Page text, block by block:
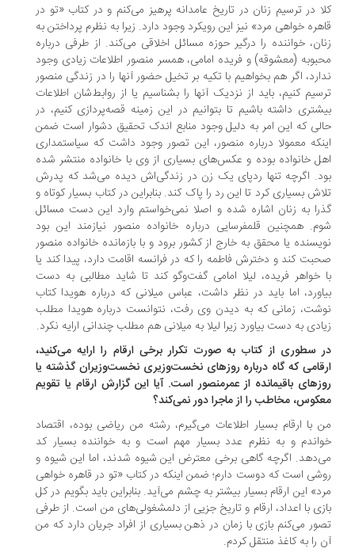
در ترسیم زنان در تاریخ عامدانه پرهیز می‌کنم و در کتاب «تو در
خواهی مرد» نیز این رویکرد وجود دارد. زیرا به نظرم پرداختن به
خواننده را درگیر حوزه مسائل اخلاقی می‌کند. از طرفی درباره
(معشوقه) و فریده امامی، همسر منصور اطلاعات زیادی وجود
اگر هم بخواهیم با تکیه بر تخیل حضور آنها را در زندگی منصور
کنیم، باید از نزدیک آنها را بشناسیم یا از روابط‌شان اطلاعات
داشته باشیم تا بتوانیم در این زمینه قصه‌پردازی کنیم، در
که این امر به دلیل وجود منابع اندک تحقیق دشوار است ضمن
معمولا درباره منصور، این تصور وجود داشت که سیاستمداری
خانواده بوده و عکس‌های بسیاری از وی با خانواده منتشر شده
اگرچه تنها ردپای یک زن در زندگی‌اش دیده می‌شد که پدرش
بسیاری کرد تا این رد را پاک کند. بنابراین در کتاب بسیار کوتاه و
به زنان اشاره شده و اصلا نمی‌خواستم وارد این دست مسائل
همچنین قلمفرسایی درباره خانواده منصور نیازمند این بود
یا محقق به خارج از کشور برود و با بازمانده خانواده منصور
کند و دخترش فاطمه را که در فرانسه اقامت دارد، پیدا کند یا
خواهر فریده، لیلا امامی گفت‌وگو کند تا شاید مطالبی به دست
اما باید در نظر داشت، عباس میلانی که درباره هویدا کتاب
زمانی که به دیدن وی رفت، نتوانست درباره هویدا مطلب
به دست بیاورد زیرا لیلا به میلانی هم مطلب چندانی ارایه نکرد.
سطوری از کتاب به صورت تکرار برخی ارقام را ارایه می‌کنید،
که گاه درباره روزهای نخست‌وزیری نخست‌وزیران گذشته یا
باقیمانده از عمرمنصور است. آیا این گزارش ارقام یا تقویم
مخاطب را از ماجرا دور نمی‌کند؟
با ارقام بسیار اطلاعات می‌گیرم، رشته من ریاضی بوده، اقتصاد
و به نظرم عدد بسیار مهم است و به خواننده بسیار کد
اگرچه گاهی برخی معترض این شیوه شدند، اما این شیوه و
است که دوست دارم؛ ضمن اینکه در کتاب «تو در قاهره خواهی
این ارقام بسیار بیشتر به چشم می‌آید. بنابراین باید بگویم در کل
با اعداد، ارقام و تاریخ جزیی از دلمشغولی‌های من است. از طرفی
می‌کنم بازی با زمان در ذهن بسیاری از افراد جریان دارد که من
را به کاغذ منتقل کردم.